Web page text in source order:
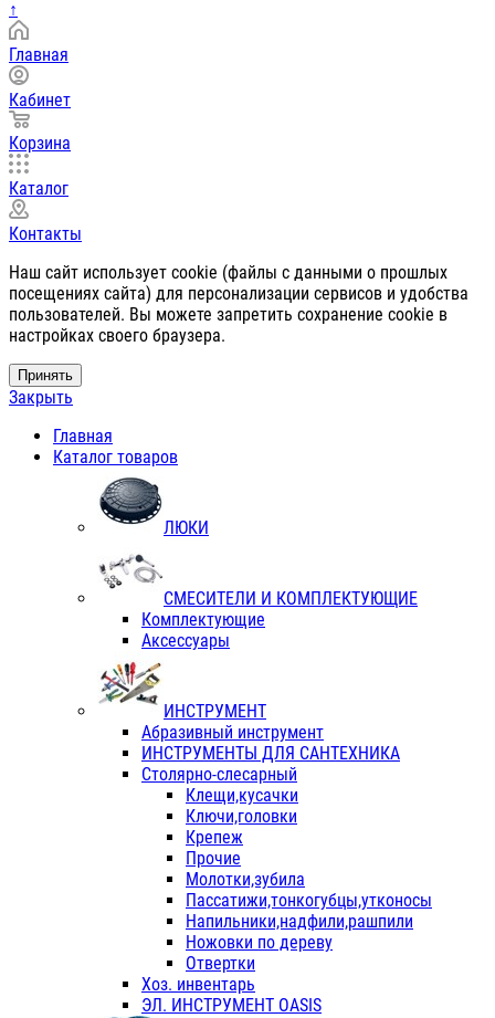
↑
Главная
Кабинет
Корзина
Каталог
Контакты
Наш сайт использует cookie (файлы с данными о прошлых
посещениях сайта) для персонализации сервисов и удобства
пользователей. Вы можете запретить сохранение cookie в
настройках своего браузера.
Принять
Закрыть
Главная
Каталог товаров
ЛЮКИ
СМЕСИТЕЛИ И КОМПЛЕКТУЮЩИЕ
Комплектующие
Аксессуары
ИНСТРУМЕНТ
Абразивный инструмент
ИНСТРУМЕНТЫ ДЛЯ САНТЕХНИКА
Столярно-слесарный
Клещи,кусачки
Ключи,головки
Крепеж
Прочие
Молотки,зубила
Пассатижи,тонкогубцы,утконосы
Напильники,надфили,рашпили
Ножовки по дереву
Отвертки
Хоз. инвентарь
ЭЛ. ИНСТРУМЕНТ OASIS